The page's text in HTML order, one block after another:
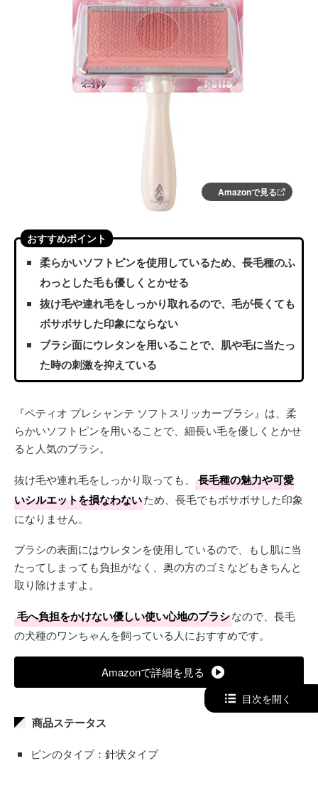
Amazonで見る
おすすめポイント
柔らかいソフトピンを使用しているため、長毛種のふ
わっとした毛も優しくとかせる
抜け毛や連れ毛をしっかり取れるので、毛が長くても
ボサボサした印象にならない
ブラシ面にウレタンを用いることで、肌や毛に当たっ
た時の刺激を抑えている
『ペティオ プレシャンテ ソフトスリッカーブラシ』は、柔
らかいソフトピンを用いることで、細長い毛を優しくとかせ
ると人気のブラシ。
抜け毛や連れ毛をしっかり取っても、
長毛種の魅力や可愛
いシルエットを損なわないため、長毛でもボサボサした印象
になりません。
ブラシの表面にはウレタンを使用しているので、もし肌に当
たってしまっても負担がなく、奥の方のゴミなどもきちんと
取り除けますよ。
毛へ負担をかけない優しい使い心地のブラシなので、長毛
の犬種のワンちゃんを飼っている人におすすめです。
Amazonで詳細を見る
商品ステータス
ピンのタイプ：針状タイプ
目次を開く